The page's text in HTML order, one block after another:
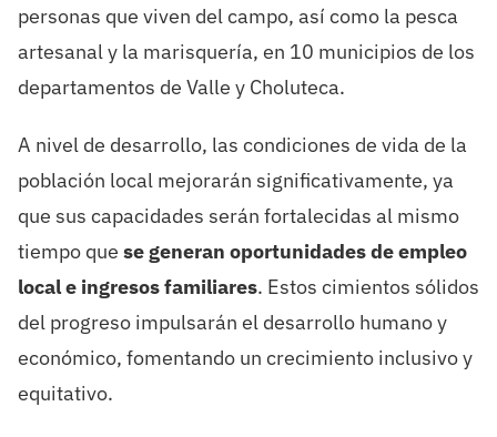
personas que viven del campo, así como la pesca
artesanaly la marisquería, en 10 municipios de los
departamentos de Valle y Choluteca.
A nivel de desarrollo, las condiciones de vida de la
población local mejorarán significativamente, ya
que sus capacidades serán fortalecidas al mismo
tiempo que se generan oportunidades de empleo
locale ingresosfamiliares. Estos cimientos sólidos
del progreso impulsarán el desarrollo humano y
económico, fomentando un crecimiento inclusivo y
equitativo.